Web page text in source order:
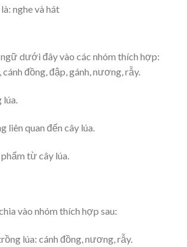
nghe và hát
dưới đây vào các nhóm thích hợp:
đồng, đập, gánh, nương, rẫy.
lúa.
liên quan đến cây lúa.
từ cây lúa.
vào nhóm thích hợp sau:
lúa: cánh đồng, nương, rẫy.